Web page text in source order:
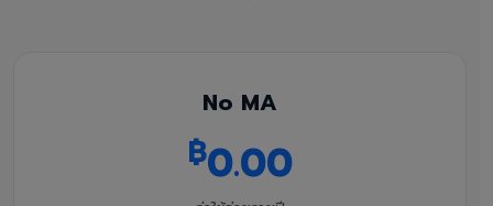
No MA
฿0.00